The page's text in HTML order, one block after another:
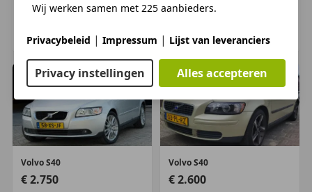
278.968 km, 01/2005
ROTTERDAM, NL
amersfoort, NL
Volvo S40
€ 2.750
VolvoS40
€ 2.600
Wij werken samen met 225 aanbieders.
Privacybeleid | Impressum | Lijst van leveranciers
Privacy instellingen Alles accepteren